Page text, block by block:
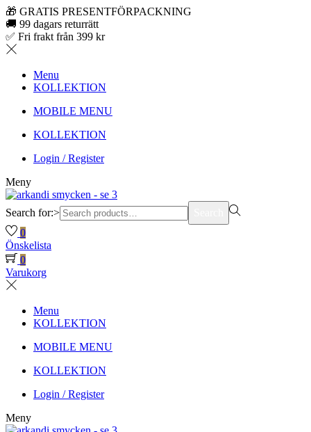
🎁 GRATIS PRESENTFÖRPACKNING
🚚 99 dagars returrätt
✅ Fri frakt från 399 kr
Menu
KOLLEKTION
MOBILE MENU
KOLLEKTION
Login / Register
Meny
Search for:>
0
Önskelista
0
Varukorg
Menu
KOLLEKTION
MOBILE MENU
KOLLEKTION
Login / Register
Meny